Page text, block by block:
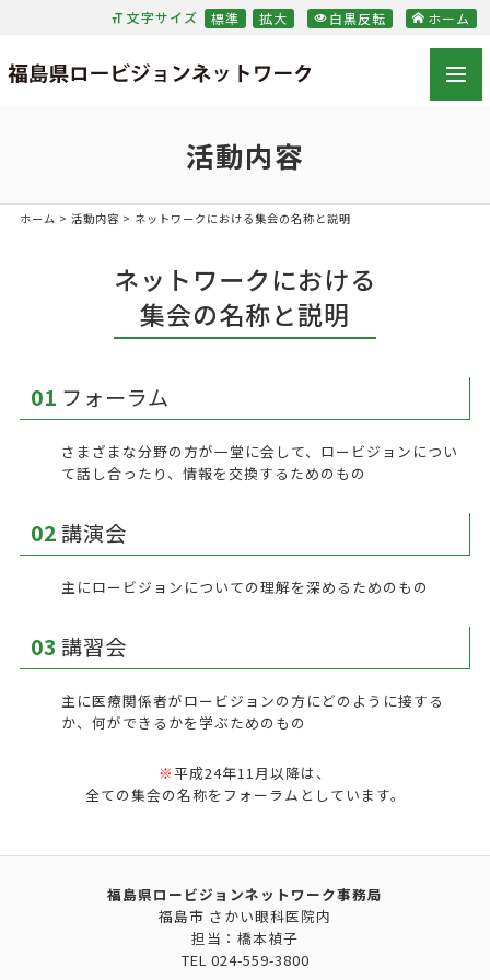
文字サイズ 標準 拡大 白黒反転 ホーム
福島県ロービジョンネッ
活動内容
ホーム > 活動内容 > ネットワークにおける集会の名称と説明
ネットワークにおける
集会の名称と説明
01 フォーラム
さまざまな分野の方が一堂に会して、ロービジョンについ
て話し合ったり、情報を交換するためのもの
02講演会
主にロービジョンについての理解を深めるためのもの
03 講習会
主に医療関係者がロービジョンの方にどのように接する
か、何ができるかを学ぶためのもの
※平成24年11月以降は、
全ての集会の名称をフォーラムとしています。
福島県ロービジョンネットワーク事務局
福島市 さかい眼科医院内
担当：橋本禎子
TEL 024-559-3800